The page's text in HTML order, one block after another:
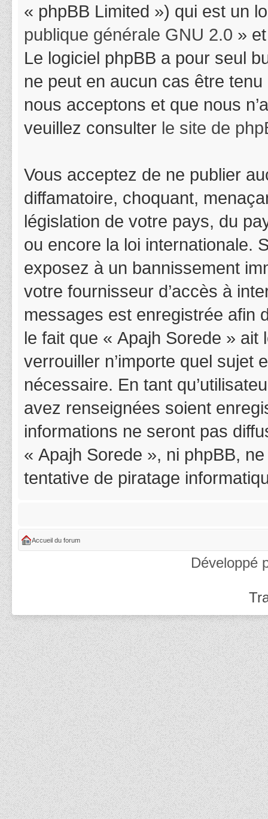
« phpBB Limited ») qui est un
publique générale GNU 2.0 »
Le logiciel phpBB a pour seul
ne peut en aucun cas être
nous acceptons et que nous
veuillez consulter le site de
Vous acceptez de ne publier
diffamatoire, choquant,
législation de votre pays, du
ou encore la loi internationale.
exposez à un bannissement
votre fournisseur d’accès à
messages est enregistrée afin
le fait que « Apajh Sorede »
verrouiller n’importe quel sujet
nécessaire. En tant
avez renseignées soient
informations ne seront pas
« Apajh Sorede », ni phpBB,
tentative de piratage
Accueil du forum
Développé